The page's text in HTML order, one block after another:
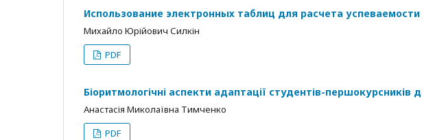
Использование электронных таблиц для расчета
Михайло Юрійович Силкін
PDF
Біоритмологічні аспекти адаптації студентів-першокурсників
Анастасія Миколаївна Тимченко
PDF